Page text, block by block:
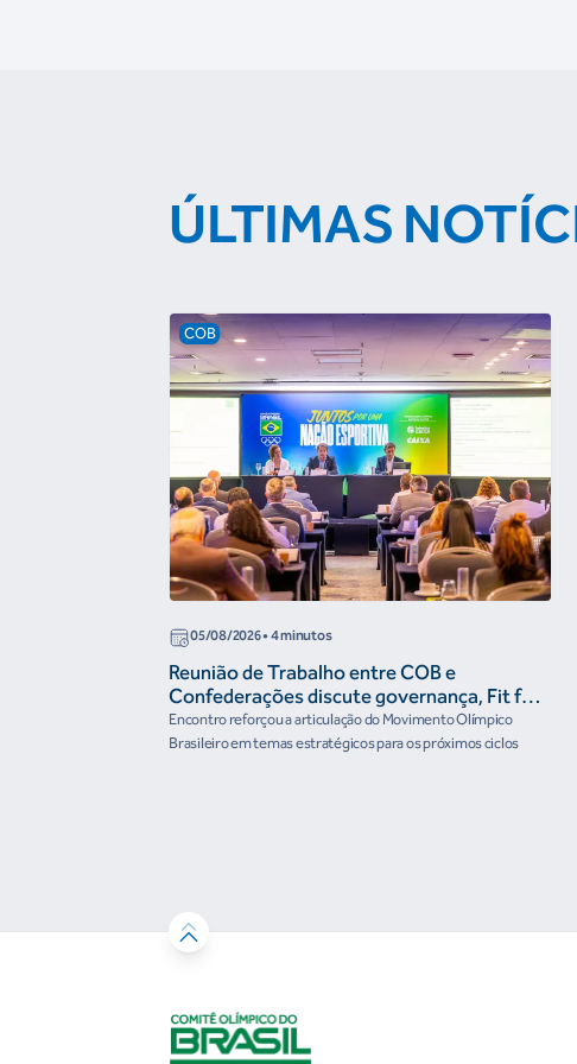
ÚLTIMAS
COB
05/08/2026• 4 minutos
Reunião de Trabalho entre COB e
Confederações discute governança, Fit for
the Future e presença do Brasil em
organismos internacionais
Encontro reforçou a articulação do Movimento Olímpico
Brasileiro em temas estratégicos para os próximos ciclos